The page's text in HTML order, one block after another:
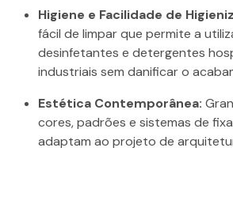
Higiene e Facilidade de
fácil de limpar que permite a
desinfetantes e detergentes
industriais sem danificar o
Estética Contemporânea:
cores, padrões e sistemas de
adaptam ao projeto de